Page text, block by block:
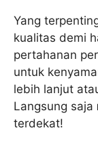
Yang
kualitas demi
pertahanan
untuk
lebih lanjut
Langsung saja
terdekat!